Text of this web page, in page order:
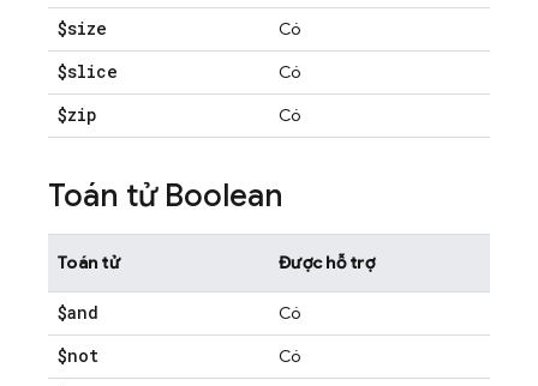
$size Có
$slice Có
$zip Có
Toán tử Boolean
Toán tử Được hỗ trợ
$and Có
$not Có